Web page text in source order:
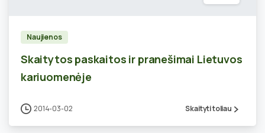
Naujienos
Skaitytos paskaitos ir pranešimai Lietuvos
kariuomenėje
2014-03-02 Skaityti toliau